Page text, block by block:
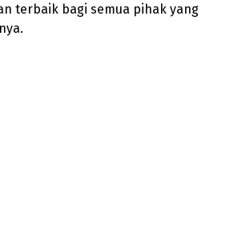
terbaik bagi semua pihak yang